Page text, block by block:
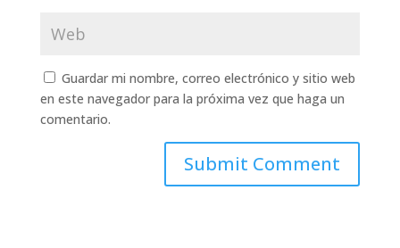
Guardar mi nombre, correo electrónico y sitio web
en este navegador para la próxima vez que haga un
comentario.